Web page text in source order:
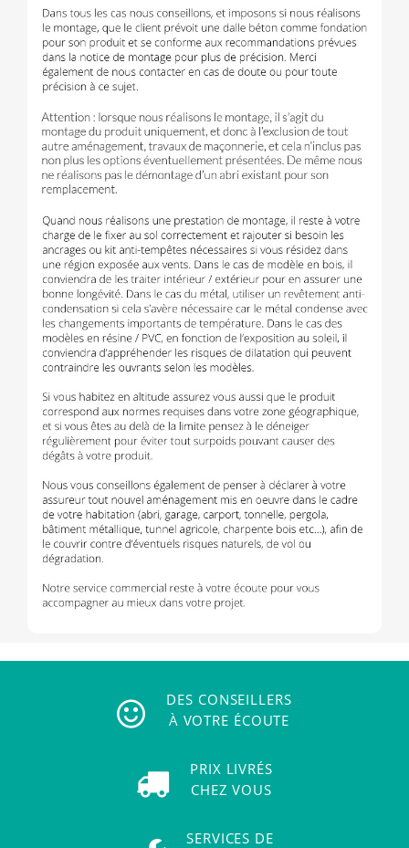
DES CONSEILLERS
À VOTRE ÉCOUTE
PRIX LIVRÉS
CHEZ VOUS
SERVICES DE